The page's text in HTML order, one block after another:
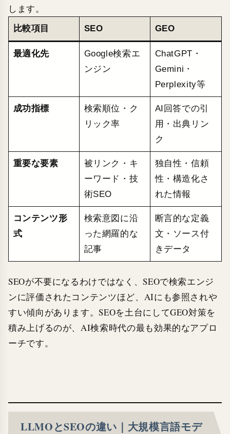
します。
比較項目 SEO GEO
最適化先
Google検索エ
ンジン
ChatGPT・
Gemini・
Perplexity等
成功指標
検索順位・ク
リック率
AI回答での引
用・出典リン
ク
重要な要素
被リンク・キ
ーワード・技
術SEO
独自性・信頼
性・構造化さ
れた情報
コンテンツ形
式
検索意図に沿
った網羅的な
記事
断言的な定義
文・ソース付
きデータ
SEOが不要になるわけではなく、SEOで検索エンジ
ンに評価されたコンテンツほど、AIにも参照されや
すい傾向があります。SEOを土台にしてGEO対策を
積み上げるのが、AI検索時代の最も効果的なアプロ
ーチです。
LLMOとSEOの違い｜大規模言語モデ